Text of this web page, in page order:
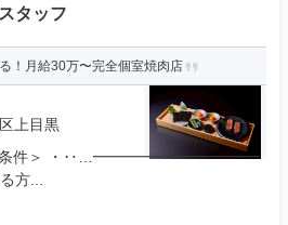
タッフ
！月給30万〜完全個室焼肉店
上目黒
須条件＞ ・‥…━━━━━━━━━━━
方...